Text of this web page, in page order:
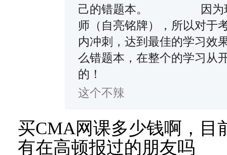
己的错题本。 因为现阶
师（自亮铭牌），所以对于
内冲刺，达到最佳的学习效
么错题本，在整个的学习从
的！
这个不辣
买CMA网课多少钱啊，目
有在高顿报过的朋友吗